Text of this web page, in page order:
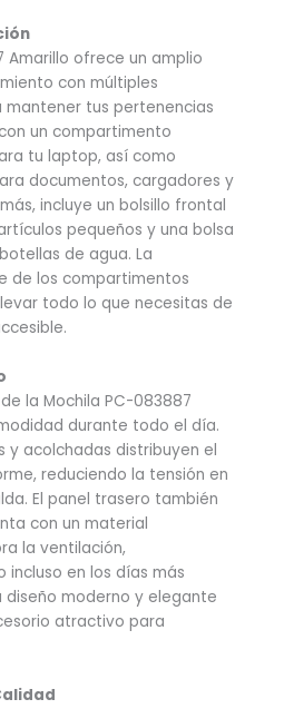
Amarillo ofrece un amplio
con múltiples
tus pertenencias
un compartimento
tu laptop, así como
documentos, cargadores y
incluye un bolsillo frontal
pequeños y una bolsa
de agua. La
de los compartimentos
todo lo que necesitas de
la Mochila PC-083887
durante todo el día.
y acolchadas distribuyen el
reduciendo la tensión en
El panel trasero también
con un material
la ventilación,
en los días más
diseño moderno y elegante
atractivo para